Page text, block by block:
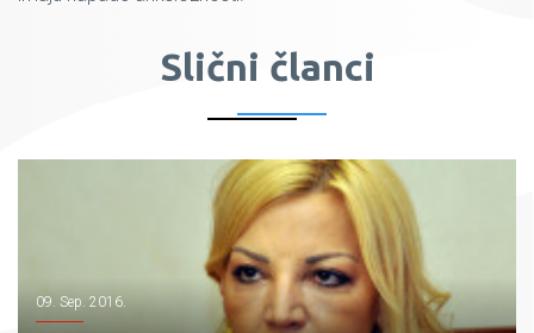
Slični članci
09. Sep. 2016.